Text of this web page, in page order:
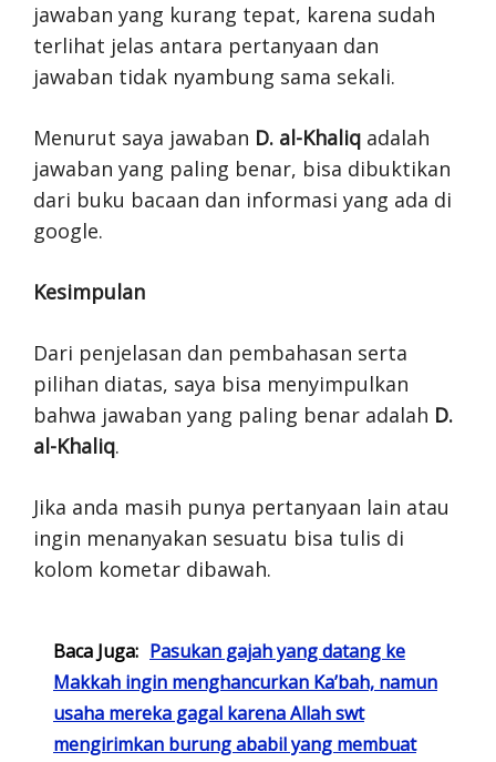
jawaban yang kurang tepat, karena sudah
terlihat jelas antara pertanyaan dan
jawaban tidak nyambung sama sekali.
Menurut saya jawaban D. al-Khaliq adalah
jawaban yang paling benar, bisa dibuktikan
dari buku bacaan dan informasi yang ada di
google.
Kesimpulan
Dari penjelasan dan pembahasan serta
pilihan diatas, saya bisa menyimpulkan
bahwa jawaban yang paling benar adalah D.
al-Khaliq.
Jika anda masih punya pertanyaan lain atau
ingin menanyakan sesuatu bisa tulis di
kolom kometar dibawah.
Baca Juga: Pasukan gajah yang datang ke
Makkah ingin menghancurkan Ka’bah, namun
usaha mereka gagal karena Allah swt
mengirimkan burung ababil yang membuat